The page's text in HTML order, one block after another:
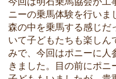
ニーの乗馬体験を行いま
森の中を乗馬する感じだ
いて子どもたちも楽しん
みで、今回はポニーに人
きました。目の前にポニ